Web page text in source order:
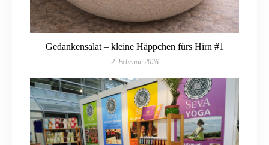
Gedankensalat – kleine Häppchen fürs Hirn #1
2. Februar 2026